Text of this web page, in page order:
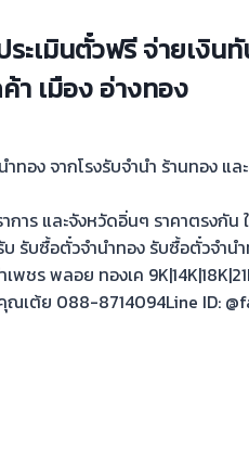
ะเมินตั๋วฟรี จ่ายเงิน
เมือง อ่างทอง
อง จากโรงรับจำนำ ร้านทอง แล
ร และจังหวัดอิ่นๆ ราคาตรงกัน
รับซื้อตั๋วจำนำทอง รับซื้อตั๋วจำน
ชร พลอย ทองเค
เต้ย 088-8714094Line ID: